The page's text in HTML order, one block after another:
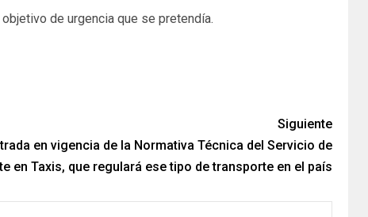
de urgencia que se pretendía.
Siguiente
en vigencia de la Normativa Técnica del Servicio de
en Taxis, que regulará ese tipo de transporte en el país